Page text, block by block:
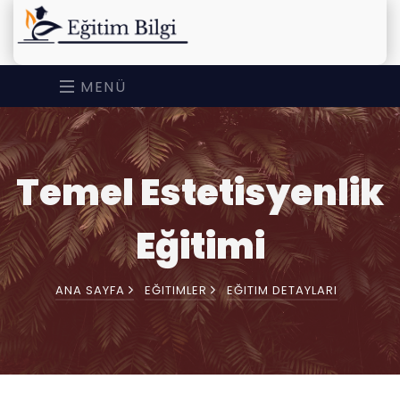
MENÜ
Temel Estetisyenlik
Eğitimi
ANA SAYFA EĞITIMLER EĞITIM DETAYLARI